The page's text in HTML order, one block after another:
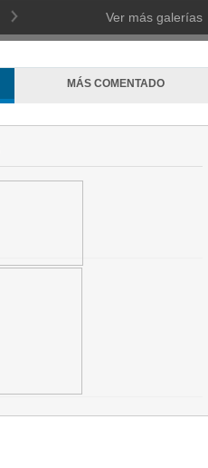
Ver más galerías
MÁS COMENTADO